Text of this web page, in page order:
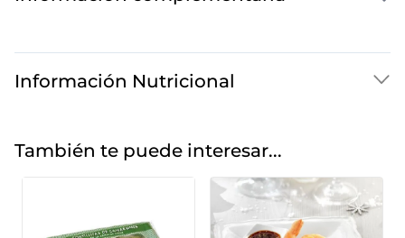
Información Nutricional
También te puede interesar...